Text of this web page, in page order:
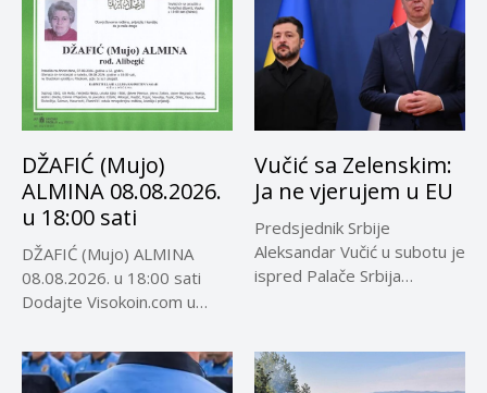
DŽAFIĆ (Mujo)
ALMINA 08.08.2026.
u 18:00 sati
DŽAFIĆ (Mujo) ALMINA
08.08.2026. u 18:00 sati
Dodajte Visokoin.com u
Vučić sa Zelenskim:
Ja ne vjerujem u EU
Predsjednik Srbije
Aleksandar Vučić u subotu je
ispred Palače Srbija